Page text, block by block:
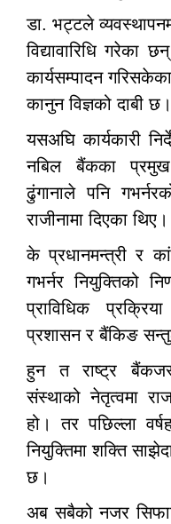
डा. भट्टले
विद्यावारिधि गरेका
कार्यसम्पादन
कानुन विज्ञको दाबी छ।
यसअघि कार्यकारी
नबिल बैंकका प्रमुख
ढुंगानाले पनि
राजीनामा दिएका थिए।
के प्रधानमन्त्री र
गभर्नर नियुक्तिको
प्राविधिक
प्रशासन र बैंकिङ
हुन त राष्ट्र
संस्थाको नेतृत्वमा
हो। तर पछिल्ला
नियुक्तिमा शक्ति
छ।
अब सबैको नजर